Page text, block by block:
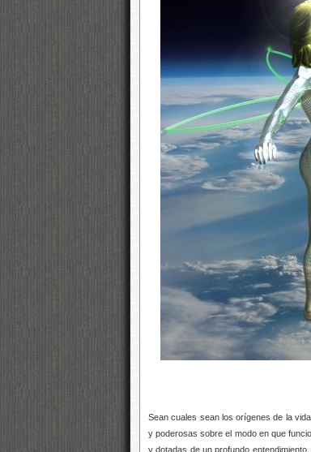
Sean cuales sean los orígenes de la
y poderosas sobre el modo en que
y dotadas de un profundo